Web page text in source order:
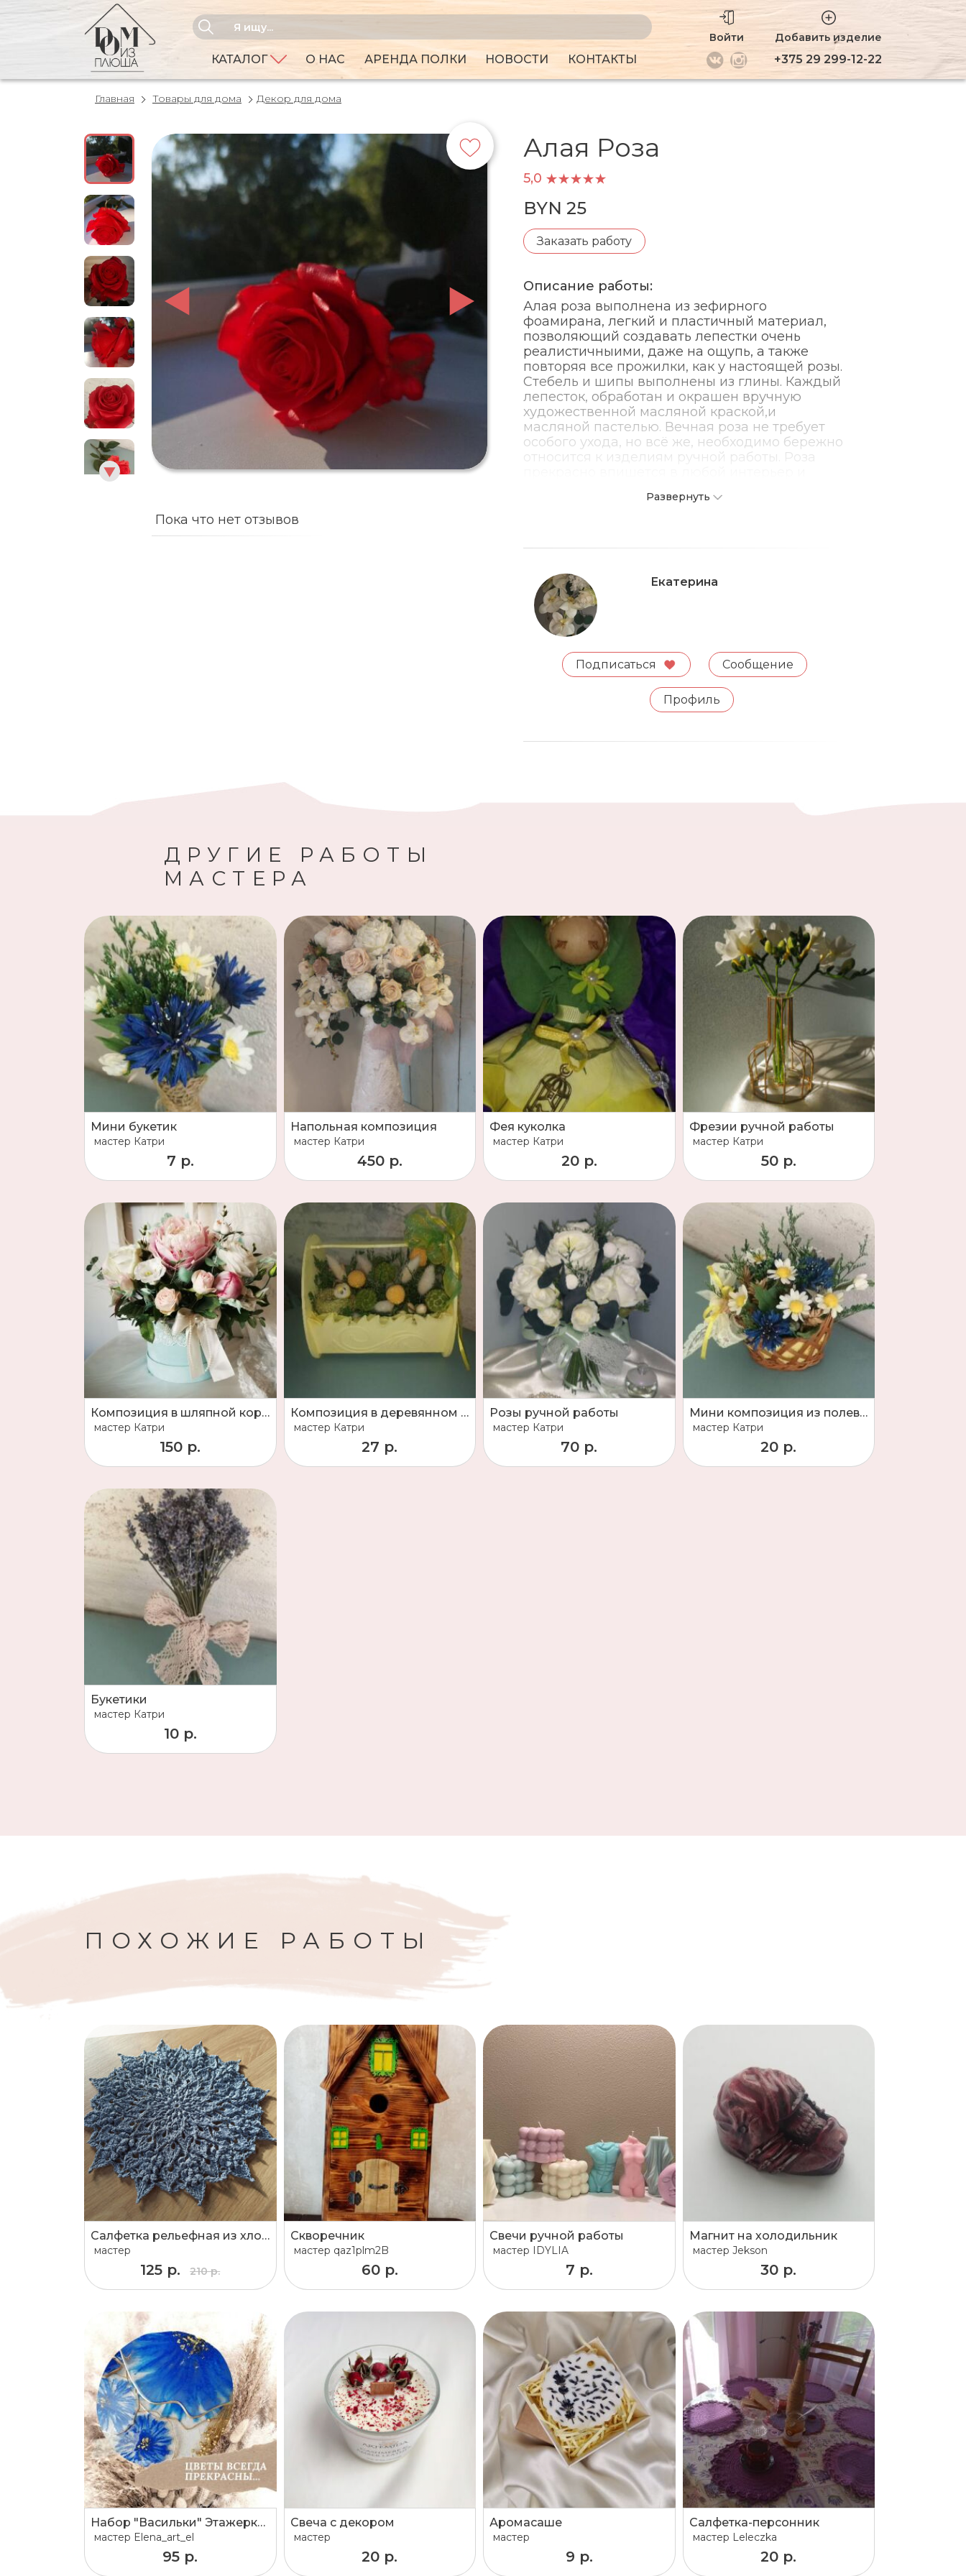
Войти Добавить изделие
КАТАЛОГ О НАС АРЕНДА ПОЛКИ НОВОСТИ КОНТАКТЫ +375 29 299-12-22
Главная Товары для дома Декор для дома
Пока что нет отзывов
Алая Роза
5,0
BYN 25
Заказать работу
Описание работы:
Алая роза выполнена из зефирного
фоамирана, легкий и пластичный материал,
позволяющий создавать лепестки очень
реалистичныими, даже на ощупь, а также
повторяя все прожилки, как у настоящей розы.
Стебель и шипы выполнены из глины. Каждый
лепесток, обработан и окрашен вручную
художественной масляной краской,и
масляной пастелью. Вечная роза не требует
особого ухода, но всё же, необходимо бережно
относится к изделиям ручной работы. Роза
изготовление любого колличества и цвета.
Развернуть
Екатерина
Подписаться Сообщение
Профиль
ДРУГИЕ РАБОТЫ
МАСТЕРА
Мини букетик
мастер Катри
7 р.
Напольная композиция
мастер Катри
450 р.
Фея куколка
мастер Катри
20 р.
Фрезии ручной работы
мастер Катри
50 р.
Композиция в шляпной коробке
мастер Катри
150 р.
Композиция в деревянном ящичке
мастер Катри
27 р.
Розы ручной работы
мастер Катри
70 р.
Мини композиция из полевых цветов
мастер Катри
20 р.
Букетики
мастер Катри
10 р.
ПОХОЖИЕ РАБОТЫ
Салфетка рельефная из хлопка стального (серого) цвета
мастер
125 р. 210 р.
Скворечник
мастер qaz1plm2B
60 р.
Свечи ручной работы
мастер IDYLIA
7 р.
Магнит на холодильник
мастер Jekson
30 р.
Набор "Васильки" Этажерка +2подстаканника
мастер Elena_art_el
95 р.
Свеча с декором
мастер
20 р.
Аромасаше
мастер
9 р.
Салфетка-персонник
мастер Leleczka
20 р.